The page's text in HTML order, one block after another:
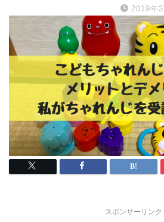
2019年3
スポンサーリンク